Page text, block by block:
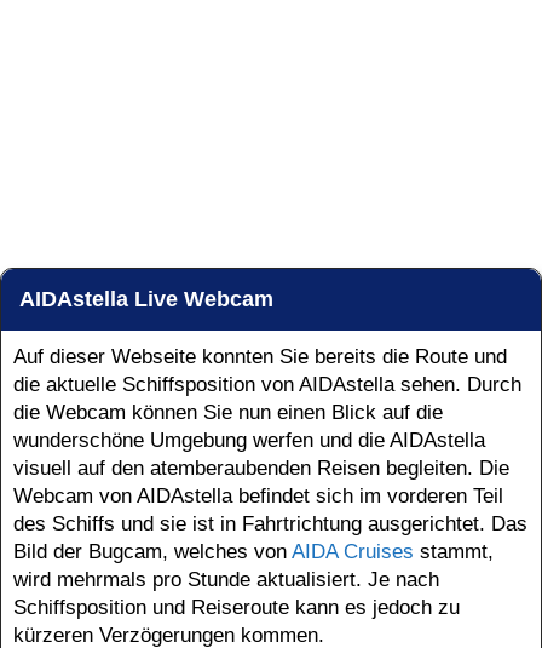
AIDAstella Live Webcam
Auf dieser Webseite konnten Sie bereits die Route und
die aktuelle Schiffsposition von AIDAstella sehen. Durch
die Webcam können Sie nun einen Blick auf die
wunderschöne Umgebung werfen und die AIDAstella
visuell auf den atemberaubenden Reisen begleiten. Die
Webcam von AIDAstella befindet sich im vorderen Teil
des Schiffs und sie ist in Fahrtrichtung ausgerichtet. Das
Bild der Bugcam, welches von AIDA Cruises stammt,
wird mehrmals pro Stunde aktualisiert. Je nach
Schiffsposition und Reiseroute kann es jedoch zu
kürzeren Verzögerungen kommen.